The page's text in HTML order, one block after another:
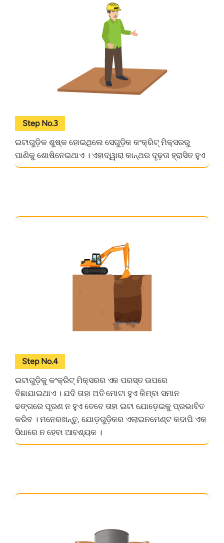
Step No.3
ଇଟାଗୁଡ଼ିକ ଶୁଷ୍କ ହୋଇଥିଲେ ସେଗୁଡ଼ିକ କଂକ୍ରିଟ୍ ମିକ୍ସରରୁ
ପାଣିକୁ ଶୋଷିନେଇଥାଏ । ଏହାଦ୍ୱାରା କାନ୍ଥର ଦୃଢ଼ତା ହ୍ରାସିତ ହୁଏ
Step No.4
ଇଟାଗୁଡ଼ିକୁ କଂକ୍ରିଟ୍ ମିକ୍ସରର ଏକ ପରସ୍ତ ଉପରେ
ବିଛାଯାଇଥାଏ । ଯଦି ତାହା ଅତି ମୋଟା ହୁଏ କିମ୍ବା ସମାନ
ଢଙ୍ଗରେ ପୂରଣ ନ ହୁଏ ତେବେ ତାହା ଇଟା ଯୋଡ଼େଇକୁ ପ୍ରଭାବିତ
କରିବ । ମନେରଖନ୍ତୁ, ଯୋଡ଼ଗୁଡ଼ିକର ଏଲାଇନମେଣ୍ଟ କଦାପି ଏକ
ସିଧାରେ ନ ହେବା ଆବଶ୍ୟକ ।